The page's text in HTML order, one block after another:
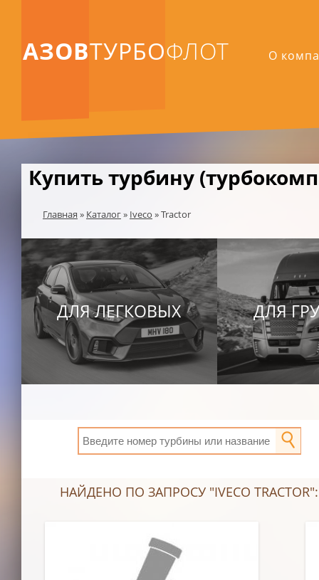
АЗОВТУРБОФЛОТ О
Купить турбину
Главная » Каталог» Iveco »Tractor
ДЛЯ ЛЕГКОВЫХ ДЛЯ
НАЙДЕНО ПО ЗАПРОСУ "IVECO